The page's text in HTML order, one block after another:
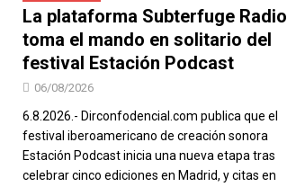
La plataforma Subterfuge Radio
toma el mando en solitario del
festival Estación Podcast
06/08/2026
6.8.2026.- Dirconfodencial.com publica que el
festival iberoamericano de creación sonora
Estación Podcast inicia una nueva etapa tras
celebrar cinco ediciones en Madrid, y citas en